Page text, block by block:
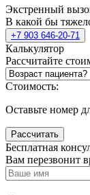
Экстренный
В какой бы
+7 903 646-20-71
Калькулятор
Рассчитайте
Стоимость:
Оставьте номер
Рассчитать
Бесплатная
Вам перезвонит